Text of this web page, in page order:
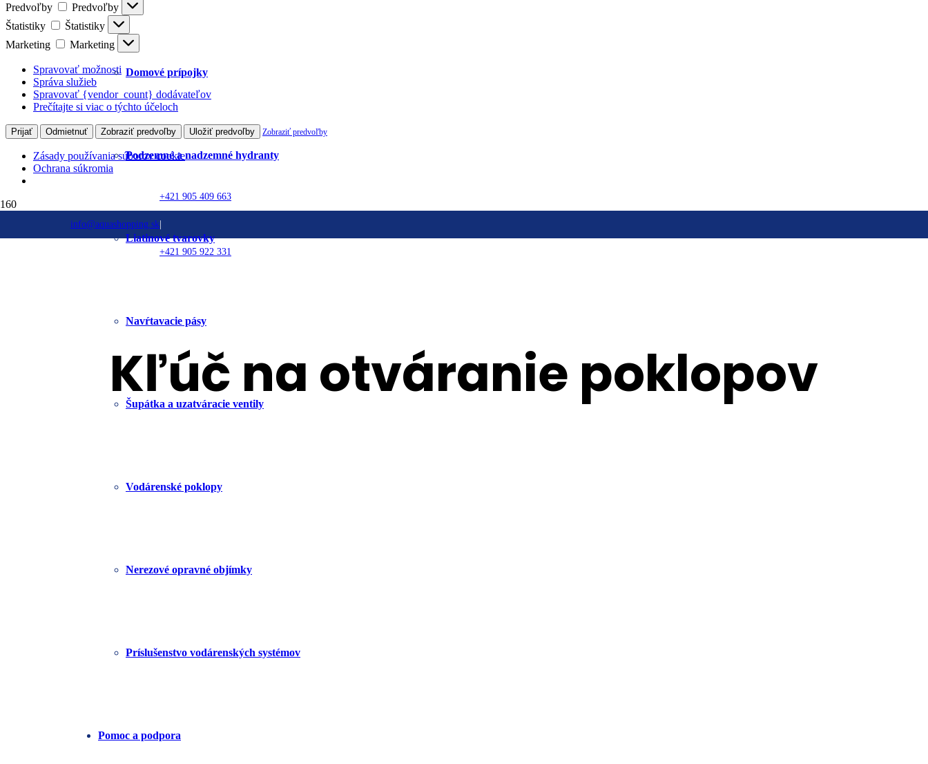
Predvoľby
Predvoľby
Štatistiky
Štatistiky
Marketing
Marketing
Spravovať možnosti
Správa služieb
Spravovať {vendor_count} dodávateľov
Prečítajte si viac o týchto účeloch
Prijať Odmietnuť Zobraziť predvoľby Uložiť predvoľby Zobraziť predvoľby
Zásady používania súborov cookie
Ochrana súkromia
info@aquashopping.sk
+421 905 409 663
+421 905 922 331
Domové prípojky
Podzemné a nadzemné hydranty
Liatinové tvarovky
Navŕtavacie pásy
Šupátka a uzatváracie ventily
Vodárenské poklopy
Nerezové opravné objímky
Príslušenstvo vodárenských systémov
Pomoc a podpora
Kanalizačné systémy
Kľúč na otváranie poklopov